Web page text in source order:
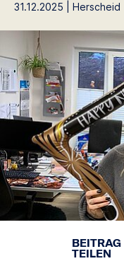
31.12.2025 | Herscheid
BEITRAG
TEILEN